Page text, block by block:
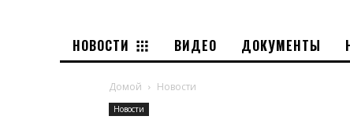
НОВОСТИ ВИДЕО ДОКУМЕНТЫ
Домой Новости
Новости